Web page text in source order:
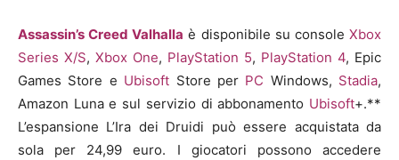
Assassin’s Creed Valhalla è disponibile su consoleXbox
Series X/S, Xbox One, PlayStation 5, PlayStation 4, Epic
Games Store e Ubisoft Store per PC Windows, Stadia,
Amazon Luna e sul servizio di abbonamento Ubisoft+.**
L’espansione L’Ira dei Druidi può essere acquistata da
sola per 24,99 euro. I giocatori possono accedere